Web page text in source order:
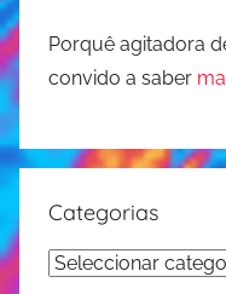
Porquê agitadora
convido a saber
Categorias
Categorias